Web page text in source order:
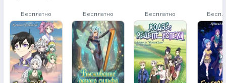
Бесплатно Бесплатно Бесплатно